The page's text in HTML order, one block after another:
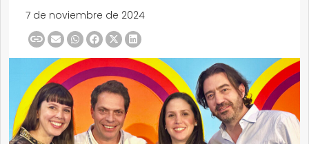
7 de noviembre de 2024